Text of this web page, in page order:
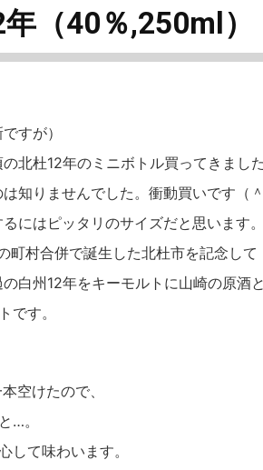
（40％,250ml）
すが）
北杜12年のミニボトル買ってきました
知りませんでした。衝動買いです（＾
にはピッタリのサイズだと思います。
町村合併で誕生した北杜市を記念して
白州12年をキーモルトに山崎の原酒と
です。
空けたので、
…。
して味わいます。